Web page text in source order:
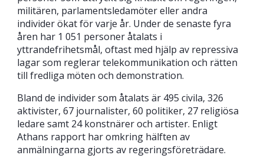
militären, parlamentsledamöter eller andra
individer ökat för varje år. Under de senaste fyra
åren har 1 051 personer åtalats i
yttrandefrihetsmål, oftast med hjälp av repressiva
lagar som reglerar telekommunikation och rätten
till fredliga möten och demonstration.
Bland de individer som åtalats är 495 civila, 326
aktivister, 67 journalister, 60 politiker, 27 religiösa
ledare samt 24 konstnärer och artister. Enligt
Athans rapport har omkring hälften av
anmälningarna gjorts av regeringsföreträdare.